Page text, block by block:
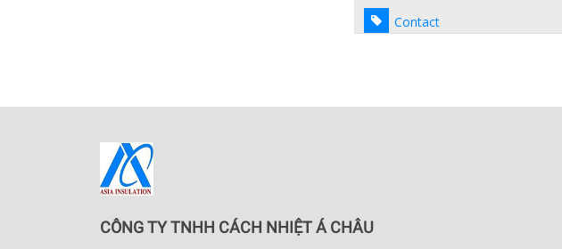
Contact
CÔNG TY TNHH CÁCH NHIỆT Á CHÂU